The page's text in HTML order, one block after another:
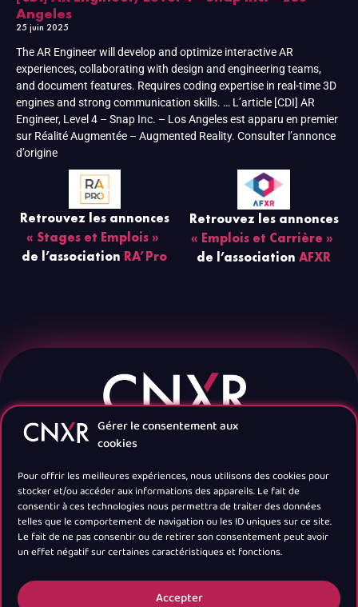
Gérer le consentement aux
cookies
Pour offrir les meilleures expériences, nous utilisons des cookies pour
stocker et/ou accéder aux informations des appareils. Le fait de
consentir à ces technologies nous permettra de traiter des données
telles que le comportement de navigation ou les ID uniques sur ce site.
Le fait de ne pas consentir ou de retirer son consentement peut avoir
un effet négatif sur certaines caractéristiques et fonctions.
Accepter
Angeles
25 juin 2025
The AR Engineer will develop and optimize interactive AR
experiences, collaborating with design and engineering teams,
and document features. Requires coding expertise in real-time 3D
engines and strong communication skills. … L’article [CDI] AR
Engineer, Level 4 – Snap Inc. – Los Angeles est apparu en premier
sur Réalité Augmentée – Augmented Reality. Consulter l’annonce
d’origine
Retrouvez les annonces
« Stages et Emplois »
de l’association RA’Pro
Retrouvez les annonces
« Emplois et Carrière »
de l’association AFXR
Navigation
Newsletter